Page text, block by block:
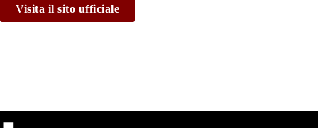
Visita il sito ufficiale